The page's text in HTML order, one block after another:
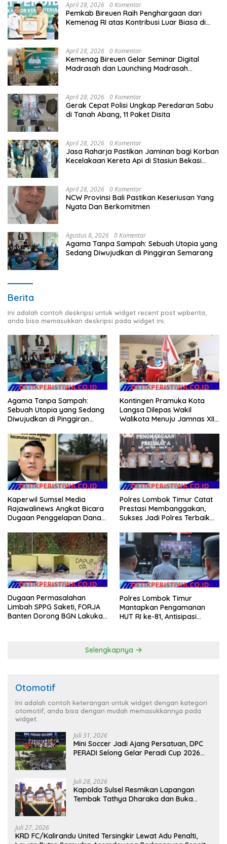
April 28, 2026 0 Komentar
Pemkab Bireuen Raih Penghargaan dari
Kemenag RI atas Kontribusi Luar Biasa di
April 28, 2026 0 Komentar
Kemenag Bireuen Gelar Seminar Digital
Madrasah dan Launching Madrasah
April 28, 2026 0 Komentar
Gerak Cepat Polisi Ungkap Peredaran Sabu
di Tanah Abang, 11 Paket Disita
April 28, 2026 0 Komentar
Jasa Raharja Pastikan Jaminan bagi Korban
Kecelakaan Kereta Api di Stasiun Bekasi
April 28, 2026 0 Komentar
NCW Provinsi Bali Pastikan Keseriusan Yang
Nyata Dan Berkomitmen
Agustus 8, 2026 0 Komentar
Agama Tanpa Sampah: Sebuah Utopia yang
Sedang Diwujudkan di Pinggiran Semarang
Berita
Ini adalah contoh deskripsi untuk widget recent post wpberita,
anda bisa memasukkan deskripsi pada widget ini.
Agama Tanpa Sampah:
Sebuah Utopia yang Sedang
Diwujudkan di Pinggiran
Kontingen Pramuka Kota
Langsa Dilepas Wakil
Walikota Menuju Jamnas XII
Kaperwil Sumsel Media
Rajawalinews Angkat Bicara
Dugaan Penggelapan Dana
Argomulyo Belitang Jaya
Hilang 3 Bulan Bawa
Anggaran Pembangunan
Polres Lombok Timur Catat
Prestasi Membanggakan,
Sukses Jadi Polres Terbaik
NTB
Dugaan Permasalahan
Limbah SPPG Saketi, FORJA
Banten Dorong BGN Lakukan
Polres Lombok Timur
Mantapkan Pengamanan
HUT RI ke-81, Antisipasi
Selengkapnya
Otomotif
Ini adalah contoh keterangan untuk widget dengan kategori
otomotif, anda bisa dengan mudah memasukkannya pada
widget.
Juli 31, 2026
Mini Soccer Jadi Ajang Persatuan, DPC
PERADI Selong Gelar Peradi Cup 2026
Juli 28, 2026
Kapolda Sulsel Resmikan Lapangan
Tembak Tathya Dharaka dan Buka
Juli 27, 2026
KRD FC/Kalirandu United Tersingkir Lewat Adu Penalti,